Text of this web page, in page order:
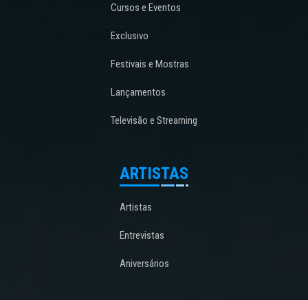
Cursos e Eventos
Exclusivo
Festivais e Mostras
Lançamentos
Televisão e Streaming
ARTISTAS
Artistas
Entrevistas
Aniversários